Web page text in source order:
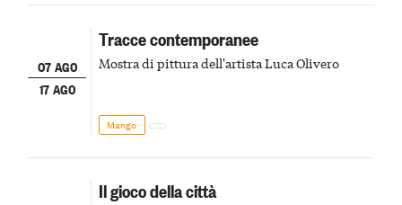
07 AGO
17 AGO
Tracce contemporanee
Mostra di pittura dell'artista Luca Olivero
Mango
Il gioco della città